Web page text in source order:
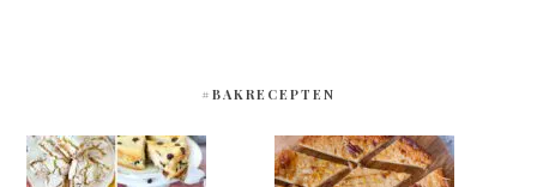
#BAKRECEPTEN